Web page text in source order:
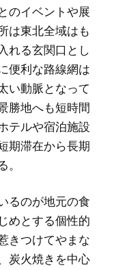
のイベントや展
は東北全域はも
れる玄関口とし
便利な路線網は
い動脈となって
勝地へも短時間
テルや宿泊施設
期滞在から長期
るのが地元の食
めとする個性的
きつけてやまな
炭火焼きを中心